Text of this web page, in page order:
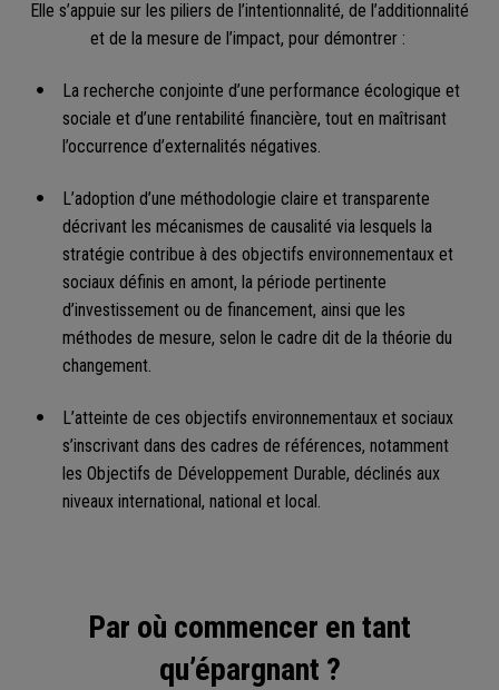
Elle s’appuie sur les piliers de l’intentionnalité, de l’additionnalité
et de la mesure de l’impact, pour démontrer :
La recherche conjointe d’une performance écologique et
sociale et d’une rentabilité financière, tout en maîtrisant
l’occurrence d’externalités négatives.
L’adoption d’une méthodologie claire et transparente
décrivant les mécanismes de causalité via lesquels la
stratégie contribue à des objectifs environnementaux et
sociaux définis en amont, la période pertinente
d’investissement ou de financement, ainsi que les
méthodes de mesure, selon le cadre dit de la théorie du
changement.
L’atteinte de ces objectifs environnementaux et sociaux
s’inscrivant dans des cadres de références, notamment
les Objectifs de Développement Durable, déclinés aux
niveaux international, national et local.
Par où commencer en tant
qu’épargnant ?